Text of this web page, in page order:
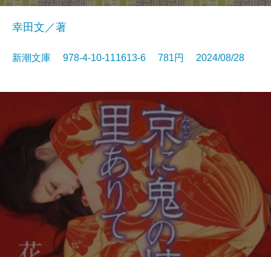
幸田文／著
新潮文庫 978-4-10-111613-6 781円 2024/08/28